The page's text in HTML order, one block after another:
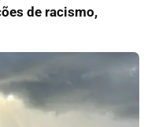
de racismo,